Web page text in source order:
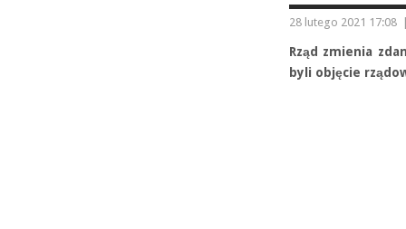
28 lutego 2021 17:08
Rząd zmienia
byli objęcie